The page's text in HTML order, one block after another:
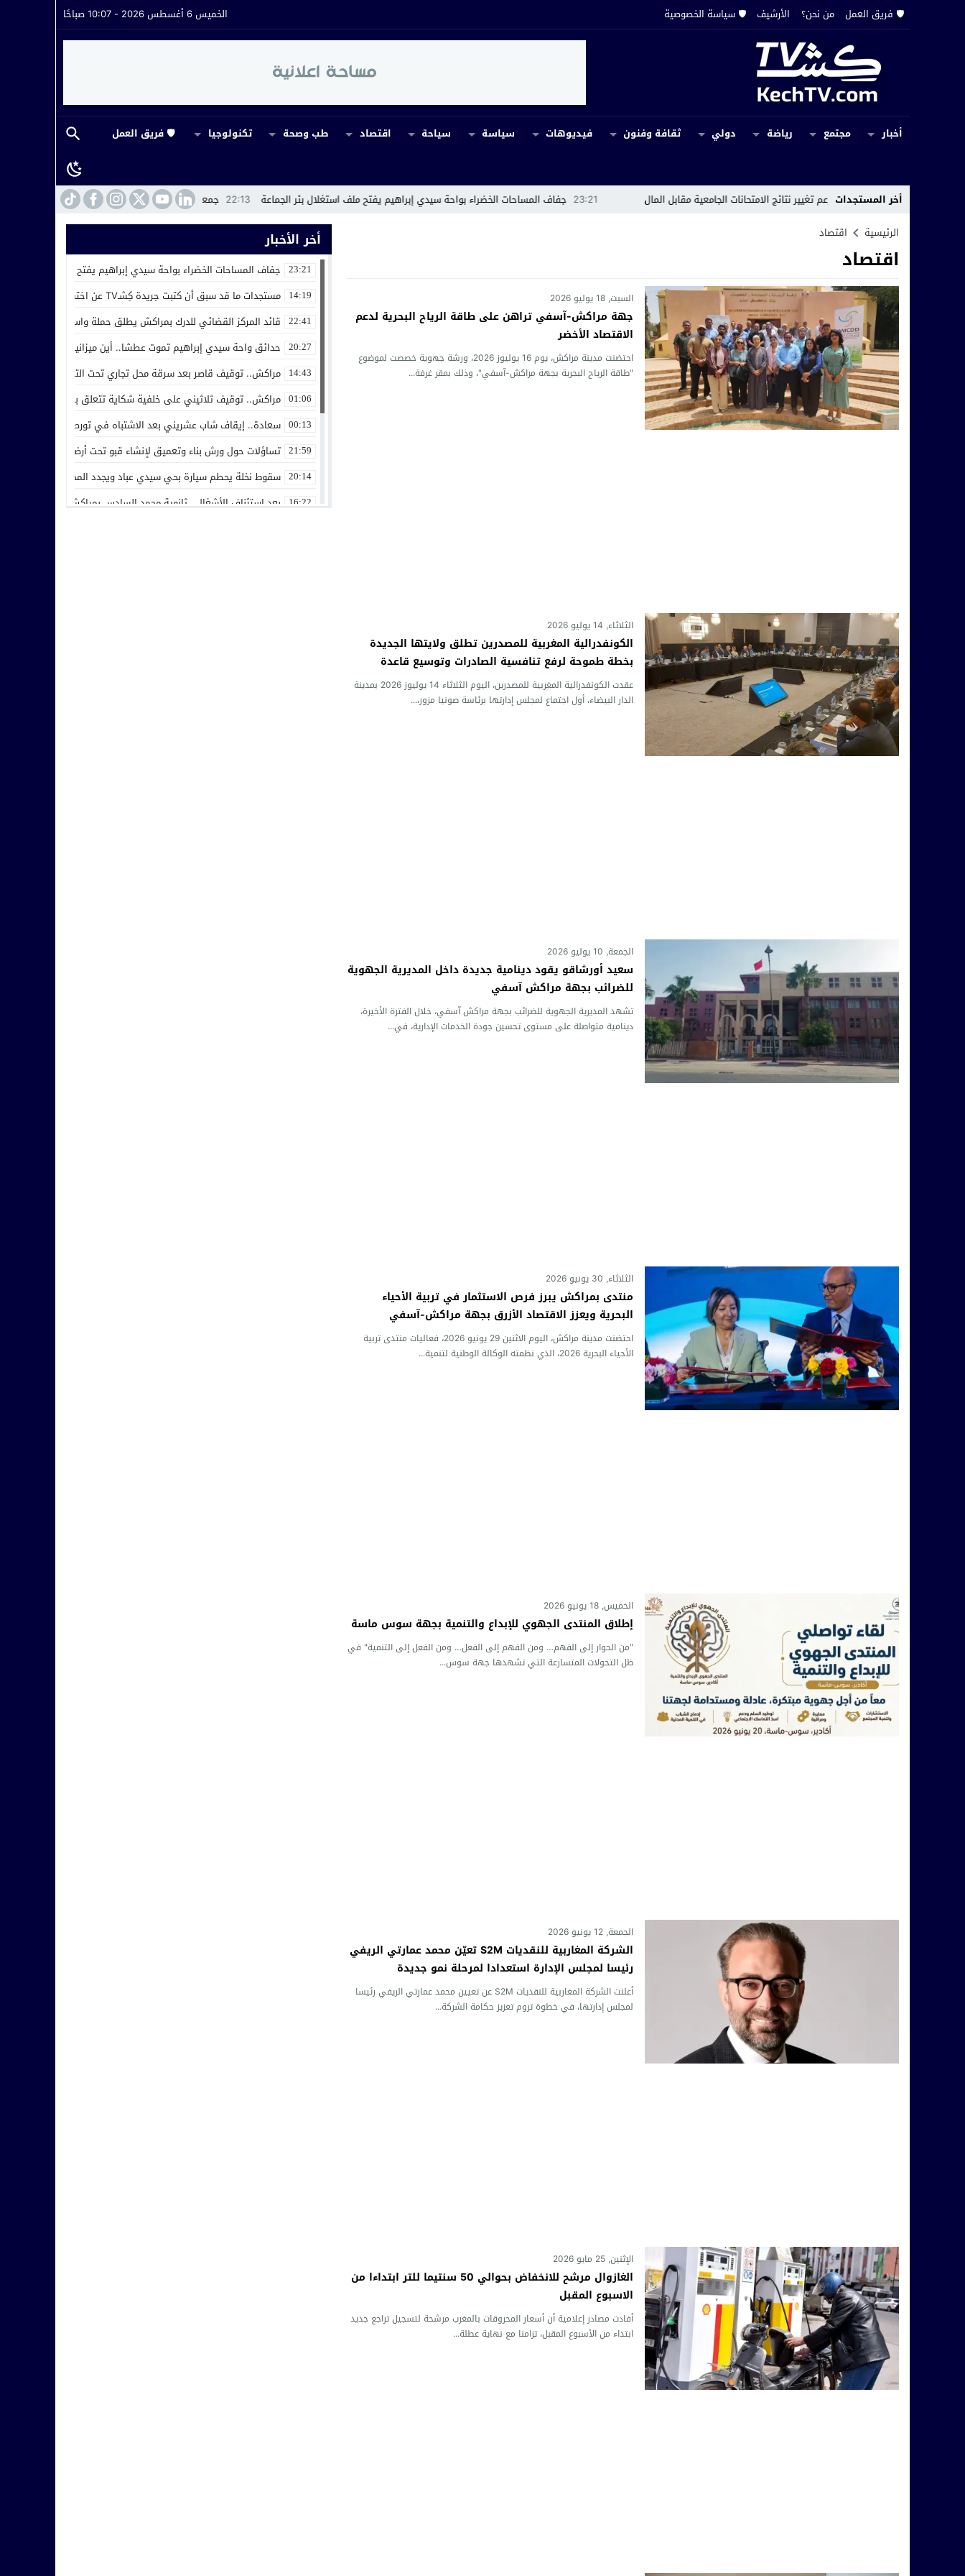
🛡️ فريق العمل من نحن؟ الأرشيف 🛡️ سياسة الخصوصية الخميس 6 أغسطس 2026 - 10:07 صباحًا
أخبار مجتمع رياضة دولي ثقافة وفنون فيديوهات سياسة سياحة اقتصاد طب وصحة تكنولوجيا 🛡️ فريق العمل
أخر المستجدات 23:21 جفاف المساحات الخضراء بواحة سيدي إبراهيم يفتح ملف استغلال بئر الجماعة 22:13 جمعيات المجتمع المدني بعين تزتونت تدق ناقوس الخطر بسبب انقطاع
تزعم تغيير نتائج الامتحانات الجامعية مقابل المال
الرئيسية
اقتصاد
اقتصاد
السبت, 18 يوليو 2026
جهة مراكش-آسفي تراهن على طاقة الرياح البحرية لدعم
الاقتصاد الأخضر
احتضنت مدينة مراكش، يوم 16 يوليوز 2026، ورشة جهوية خصصت لموضوع
"طاقة الرياح البحرية بجهة مراكش-آسفي"، وذلك بمقر غرفة...
الثلاثاء, 14 يوليو 2026
الكونفدرالية المغربية للمصدرين تطلق ولايتها الجديدة
بخطة طموحة لرفع تنافسية الصادرات وتوسيع قاعدة
المصدرين
عقدت الكونفدرالية المغربية للمصدرين، اليوم الثلاثاء 14 يوليوز 2026 بمدينة
الدار البيضاء، أول اجتماع لمجلس إدارتها برئاسة صونيا مزور،...
الجمعة, 10 يوليو 2026
سعيد أورشاقو يقود دينامية جديدة داخل المديرية الجهوية
للضرائب بجهة مراكش آسفي
تشهد المديرية الجهوية للضرائب بجهة مراكش آسفي، خلال الفترة الأخيرة،
دينامية متواصلة على مستوى تحسين جودة الخدمات الإدارية، في...
الثلاثاء, 30 يونيو 2026
منتدى بمراكش يبرز فرص الاستثمار في تربية الأحياء
البحرية ويعزز الاقتصاد الأزرق بجهة مراكش-آسفي
احتضنت مدينة مراكش، اليوم الاثنين 29 يونيو 2026، فعاليات منتدى تربية
الأحياء البحرية 2026، الذي نظمته الوكالة الوطنية لتنمية...
الخميس, 18 يونيو 2026
إطلاق المنتدى الجهوي للإبداع والتنمية بجهة سوس ماسة
"من الحوار إلى الفهم… ومن الفهم إلى الفعل… ومن الفعل إلى التنمية" في
ظل التحولات المتسارعة التي تشهدها جهة سوس...
الجمعة, 12 يونيو 2026
الشركة المغاربية للنقديات S2M تعيّن محمد عمارتي الريفي
رئيسا لمجلس الإدارة استعدادا لمرحلة نمو جديدة
أعلنت الشركة المغاربية للنقديات S2M عن تعيين محمد عمارتي الريفي رئيسا
لمجلس إدارتها، في خطوة تروم تعزيز حكامة الشركة...
الإثنين, 25 مايو 2026
الغازوال مرشح للانخفاض بحوالي 50 سنتيما للتر ابتداءا من
الاسبوع المقبل
أفادت مصادر إعلامية أن أسعار المحروقات بالمغرب مرشحة لتسجيل تراجع جديد
ابتداء من الأسبوع المقبل، تزامنا مع نهاية عطلة...
أخر الأخبار
23:21 جفاف المساحات الخضراء بواحة سيدي إبراهيم يفتح ملف استغلال بئر
14:19 مستجدات ما قد سبق أن كتبت جريدة كِشـTV عن اختفاء سجل إداري بجماعة حربيل
22:41 قائد المركز القضائي للدرك بمراكش يطلق حملة واسعة ضد مروجي
20:27 حدائق واحة سيدي إبراهيم تموت عطشا.. أين ميزانية الصيانة
14:43 مراكش.. توقيف قاصر بعد سرقة محل تجاري تحت التهديد بالسلاح
01:06 مراكش.. توقيف ثلاثيني على خلفية شكاية تتعلق بالنصب والاحتيال
00:13 سعادة.. إيقاف شاب عشريني بعد الاشتباه في تورطه في هتك عرض
21:59 تساؤلات حول ورش بناء وتعميق لإنشاء قبو تحت أرضي بعرصة تادلي
20:14 سقوط نخلة يحطم سيارة بحي سيدي عباد ويجدد المخاوف من الأشجار
16:22 بعد استئناف الأشغال.. ثانوية محمد السادس بمراكش تطالب بتدخل